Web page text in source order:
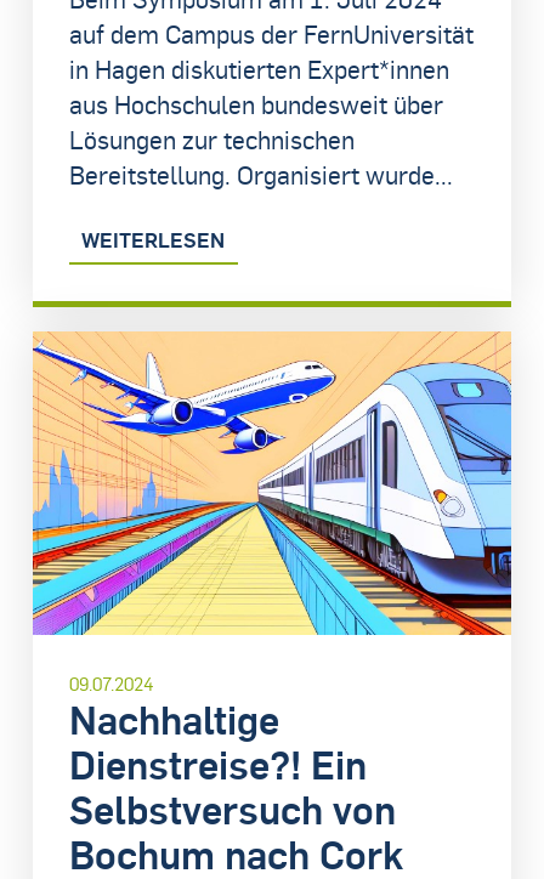
auf dem Campus der FernUniversität
in Hagen diskutierten Expert*innen
aus Hochschulen bundesweit über
Lösungen zur technischen
Bereitstellung. Organisiert wurde...
WEITERLESEN
09.07.2024
Nachhaltige
Dienstreise?! Ein
Selbstversuch von
Bochum nach Cork